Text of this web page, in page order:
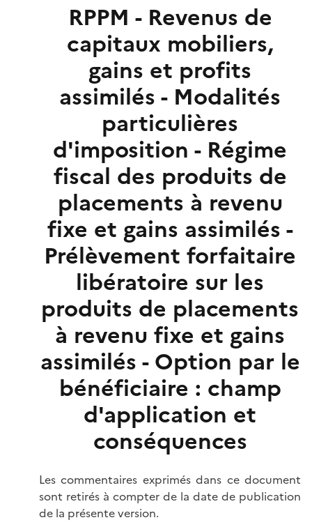
RPPM - Revenus de
capitaux mobiliers,
gains et profits
assimilés - Modalités
particulières
d'imposition - Régime
fiscal des produits de
placements à revenu
fixe et gains assimilés -
Prélèvement forfaitaire
libératoire sur les
produits de placements
à revenu fixe et gains
assimilés - Option par le
bénéficiaire : champ
d'application et
conséquences
Les commentaires exprimés dans ce document
sont retirés à compter de la date de publication
de la présente version.